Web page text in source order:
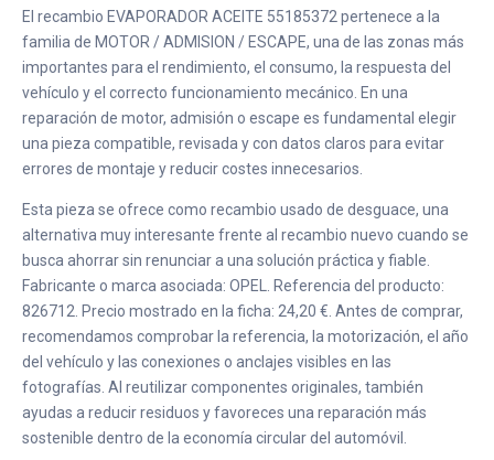
El recambio EVAPORADOR ACEITE 55185372 pertenece a la
familia de MOTOR / ADMISION / ESCAPE, una de las zonas más
importantes para el rendimiento, el consumo, la respuesta del
vehículo y el correcto funcionamiento mecánico. En una
reparación de motor, admisión o escape es fundamental elegir
una pieza compatible, revisada y con datos claros para evitar
errores de montaje y reducir costes innecesarios.
Esta pieza se ofrece como recambio usado de desguace, una
alternativa muy interesante frente al recambio nuevo cuando se
busca ahorrar sin renunciar a una solución práctica y fiable.
Fabricante o marca asociada: OPEL. Referencia del producto:
826712. Precio mostrado en la ficha: 24,20 €. Antes de comprar,
recomendamos comprobar la referencia, la motorización, el año
del vehículo y las conexiones o anclajes visibles en las
fotografías. Al reutilizar componentes originales, también
ayudas a reducir residuos y favoreces una reparación más
sostenible dentro de la economía circular del automóvil.